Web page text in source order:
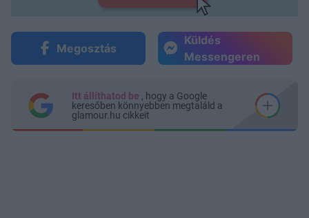
Megosztás
Küldés
Messengeren
Itt állíthatod be , hogy a Google
keresőben könnyebben megtaláld a
glamour.hu cikkeit